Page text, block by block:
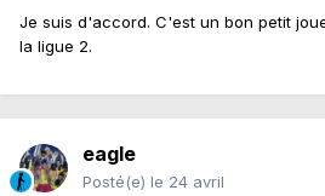
Je suis d'accord. C'est un bon petit
la ligue 2.
eagle
Posté(e) le 24 avril